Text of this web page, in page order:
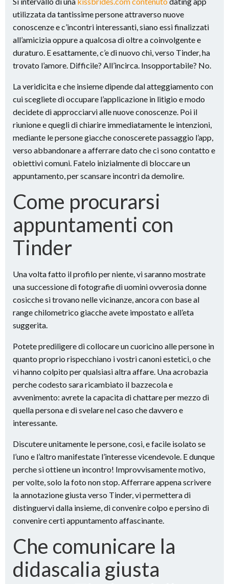
utilizzata da tantissime persone attraverso nuove
conoscenze e c’incontri interessanti, siano essi finalizzati
all’amicizia oppure a qualcosa di oltre a coinvolgente e
duraturo. E esattamente, c’e di nuovo chi, verso Tinder, ha
trovato l’amore. Difficile? All’incirca. Insopportabile? No.
La veridicita e che insieme dipende dal atteggiamento con
cui scegliete di occupare l’applicazione in litigio e modo
decidete di approcciarvi alle nuove conoscenze. Poi il
riunione e quegli di chiarire immediatamente le intenzioni,
mediante le persone giacche conoscerete passaggio l’app,
verso abbandonare a afferrare dato che ci sono contatto e
obiettivi comuni. Fatelo inizialmente di bloccare un
appuntamento, per scansare incontri da demolire.
Come procurarsi
appuntamenti con
Tinder
Una volta fatto il profilo per niente, vi saranno mostrate
una successione di fotografie di uomini ovverosia donne
cosicche si trovano nelle vicinanze, ancora con base al
range chilometrico giacche avete impostato e all’eta
suggerita.
Potete prediligere di collocare un cuoricino alle persone in
quanto proprio rispecchiano i vostri canoni estetici, o che
vi hanno colpito per qualsiasi altra affare. Una acrobazia
perche codesto sara ricambiato il bazzecola e
avvenimento: avrete la capacita di chattare per mezzo di
quella persona e di svelare nel caso che davvero e
interessante.
Discutere unitamente le persone, cosi, e facile isolato se
l’uno e l’altro manifestate l’interesse vicendevole. E dunque
perche si ottiene un incontro! Improvvisamente motivo,
per volte, solo la foto non stop. Afferrare appena scrivere
la annotazione giusta verso Tinder, vi permettera di
distinguervi dalla insieme, di convenire colpo e persino di
convenire certi appuntamento affascinante.
Che comunicare la
didascalia giusta